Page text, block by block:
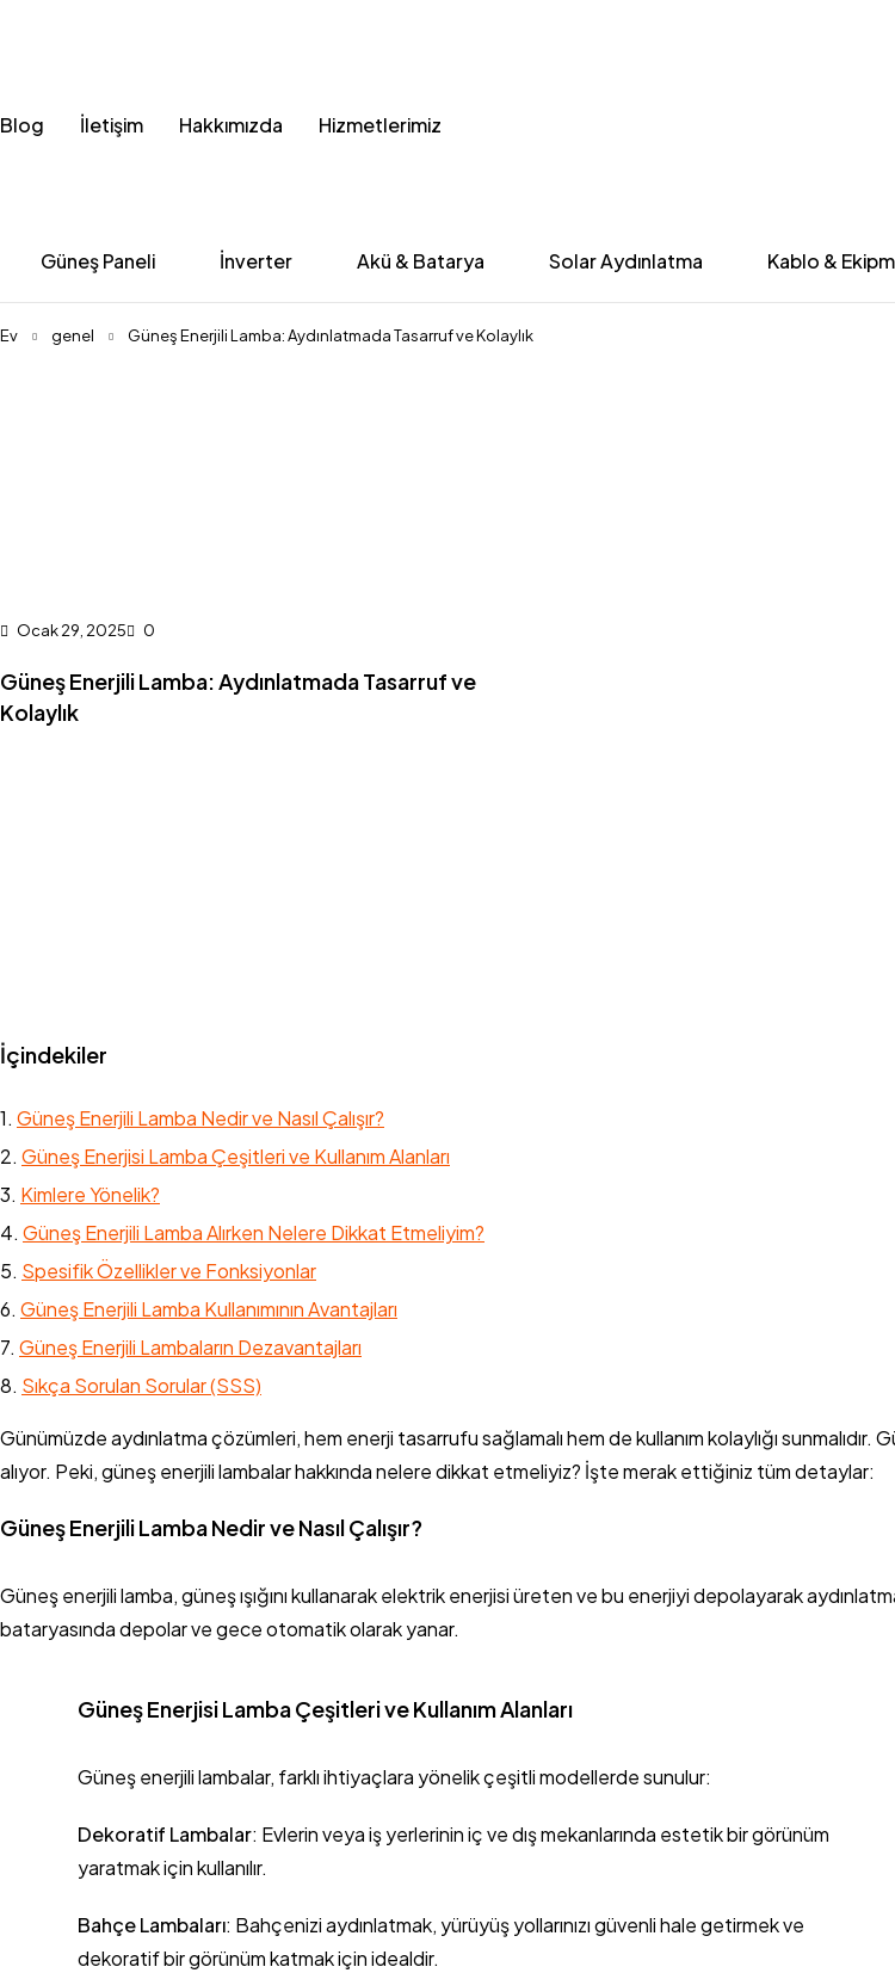
Blog İletişim Hakkımızda Hizmetlerimiz
Güneş Paneli İnverter Akü & Batarya Solar Aydınlatma Kablo &
Ev genel Güneş Enerjili Lamba: Aydınlatmada Tasarruf ve Kolaylık
Ocak 29, 2025 0
Güneş Enerjili Lamba: Aydınlatmada Tasarruf ve
Kolaylık
İçindekiler
Güneş Enerjili Lamba Nedir ve Nasıl Çalışır?
Güneş Enerjisi Lamba Çeşitleri ve Kullanım Alanları
Kimlere Yönelik?
Güneş Enerjili Lamba Alırken Nelere Dikkat Etmeliyim?
Spesifik Özellikler ve Fonksiyonlar
Güneş Enerjili Lamba Kullanımının Avantajları
Güneş Enerjili Lambaların Dezavantajları
Sıkça Sorulan Sorular (SSS)
Günümüzde aydınlatma çözümleri, hem enerji tasarrufu sağlamalı hem de kullanım kolaylığı
alıyor. Peki, güneş enerjili lambalar hakkında nelere dikkat etmeliyiz? İşte merak ettiğiniz tüm detaylar:
Güneş Enerjili Lamba Nedir ve Nasıl Çalışır?
Güneş enerjili lamba, güneş ışığını kullanarak elektrik enerjisi üreten ve bu enerjiyi depolayarak
bataryasında depolar ve gece otomatik olarak yanar.
Güneş Enerjisi Lamba Çeşitleri ve Kullanım Alanları
Güneş enerjili lambalar, farklı ihtiyaçlara yönelik çeşitli modellerde sunulur:
Dekoratif Lambalar: Evlerin veya iş yerlerinin iç ve dış mekanlarında estetik bir görünüm
yaratmak için kullanılır.
Bahçe Lambaları: Bahçenizi aydınlatmak, yürüyüş yollarınızı güvenli hale getirmek ve
dekoratif bir görünüm katmak için idealdir.